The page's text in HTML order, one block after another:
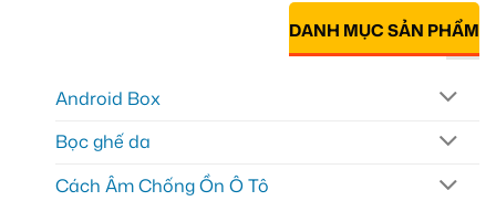
DANH MỤC SẢN PHẨM
Android Box
Bọc ghế da
Cách Âm Chống Ồn Ô Tô